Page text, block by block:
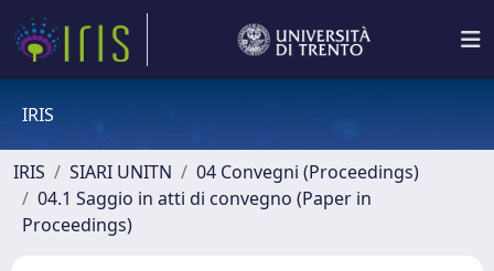
IRIS
IRIS SIARI UNITN
04 Convegni (Proceedings)
04.1 Saggio in atti di convegno (Paper in
Proceedings)